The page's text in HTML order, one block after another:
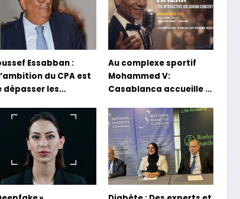
Essabban :
du CPA est
dépasser les
académiques de
en
sur le
des
»
Au complexe sportif
Mohammed V:
Casablanca accueille la
concert holographique
d’Abdel Halim Hafez